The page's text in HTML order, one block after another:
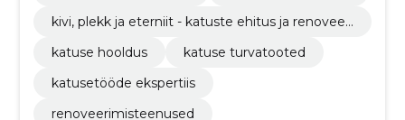
kivi, plekk ja eterniit - katuste ehitus ja renoveeri
katuse hooldus
katuse turvatooted
katusetööde ekspertiis
renoveerimisteenused